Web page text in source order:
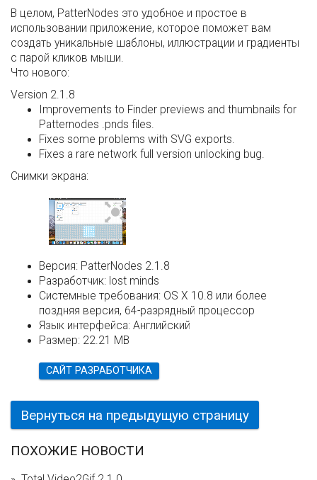
В целом, PatterNodes это удобное и простое в
использовании приложение, которое поможет вам
создать уникальные шаблоны, иллюстрации и градиенты
с парой кликов мыши.
Что нового:
Version 2.1.8
Improvements to Finder previews and thumbnails for
Patternodes .pnds files.
Fixes some problems with SVG exports.
Fixes a rare network full version unlocking bug.
Снимки экрана:
Версия: PatterNodes 2.1.8
Разработчик: lost minds
Системные требования: OS X 10.8 или более
поздняя версия, 64-разрядный процессор
Язык интерфейса: Английский
Размер: 22.21 MB
САЙТ РАЗРАБОТЧИКА
Вернуться на предыдущую страницу
ПОХОЖИЕ НОВОСТИ